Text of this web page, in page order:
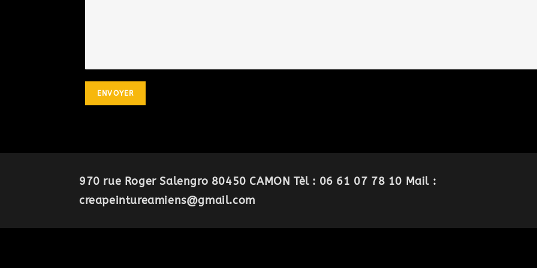
970 rue Roger Salengro 80450 CAMON Tèl : 06 61 07 78 10 Mail :
creapeintureamiens@gmail.com